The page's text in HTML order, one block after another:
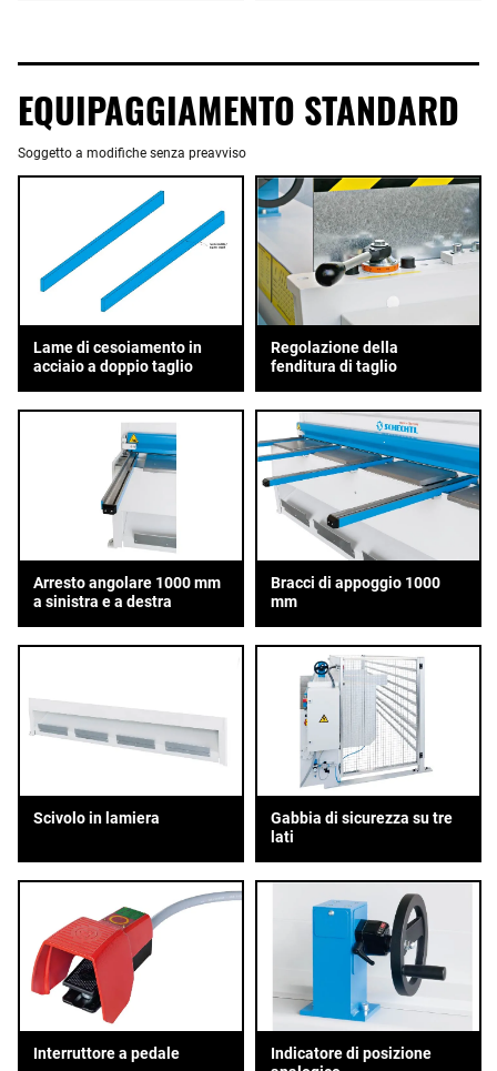
EQUIPAGGIAMENTO STANDARD
Soggetto a modifiche senza preavviso
Lame di cesoiamento in
acciaio a doppio taglio
Regolazione della
fenditura di taglio
Arresto angolare 1000 mm
a sinistra e a destra
Bracci di appoggio 1000
mm
Scivolo in lamiera
Gabbia di sicurezza su tre
lati
Interruttore a pedale
Indicatore di posizione